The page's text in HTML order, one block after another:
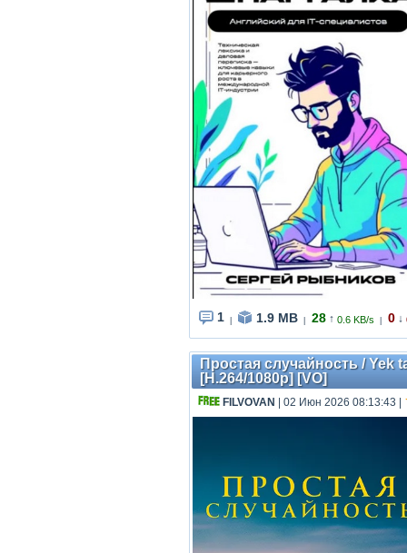
1 1.9 MB 28 ↑ 0.6 KB/s 0 ↓
Простая случайность / Yek
[H.264/1080p] [VO]
FILVOVAN | 02 Июн 2026 08:13:43